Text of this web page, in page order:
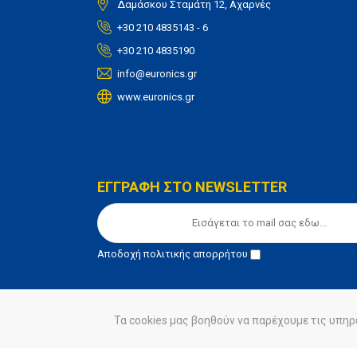
Δαμάσκου Σταμάτη 12, Αχαρνές
+30 210 4835143 - 6
+30 210 4835190
info@euronics.gr
www.euronics.gr
ΕΓΓΡΑΦΗ ΣΤΟ NEWSLETTER
Αποδοχήπολιτικής απορρήτου
© euronics 2020 Όροι Χρήσης Πολιτική
Τα cookies μας βοηθούν να παρέχουμε τις